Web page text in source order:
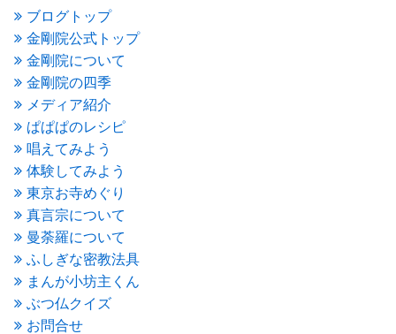
2016年4月
(4)
2016年3月(4)
2016年2月(5)
2016年1月(3)
2015年12月(6)
2015年11月(4)
2015年10月
(4)
2015年9月
(3)
2015年8月(4)
2015年7月(4)
2015年6月(3)
2015年5月(1)
2015年4月(1)
(3)
2015年2月(3)
2015年1月(1)
2014年12月 (2)
2014年9月
ブログトップ
金剛院公式トップ
金剛院について
金剛院の四季
メディア紹介
ぱぱぱのレシピ
唱えてみよう
体験してみよう
東京お寺めぐり
真言宗について
曼荼羅について
ふしぎな密教法具
まんが小坊主くん
ぶつ仏クイズ
お問合せ